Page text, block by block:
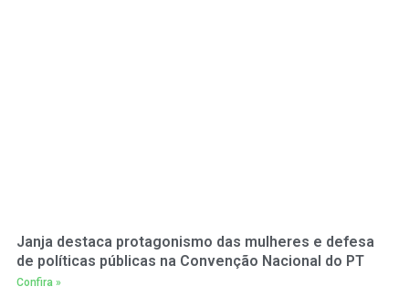
Janja destaca protagonismo das mulheres e defesa
de políticas públicas na Convenção Nacional do PT
Confira »